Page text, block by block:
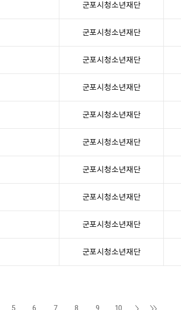
군포시청소년재단
군포시청소년재단
군포시청소년재단
군포시청소년재단
군포시청소년재단
군포시청소년재단
군포시청소년재단
군포시청소년재단
군포시청소년재단
군포시청소년재단
5 6 7 8 9 10